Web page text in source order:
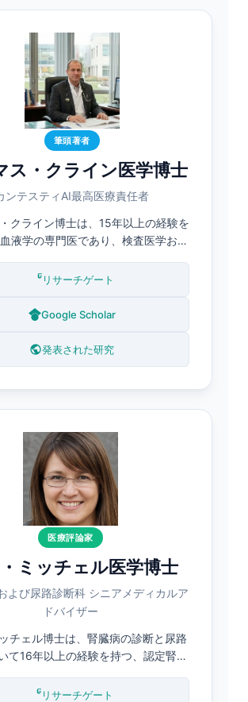
筆頭著者
ス・クライン医学博士
ンテスティAI最高医療責任者
クライン博士は、15年以上の経験を
液学の専門医であり、検査医学およ
AIにおける最高医療責任者
ションのプロセスを主導し、当社の独
います。クライン博士は、バイオマー
リサーチゲート
Google Scholar
発表された研究
医療評論家
ミッチェル医学博士
よび尿路診断科 シニアメディカルア
ドバイザー
チェル博士は、腎臓病の診断と尿路
て16年以上の経験を持つ、認定腎臓
しており、尿検査の解釈、タンパク
リサーチゲート